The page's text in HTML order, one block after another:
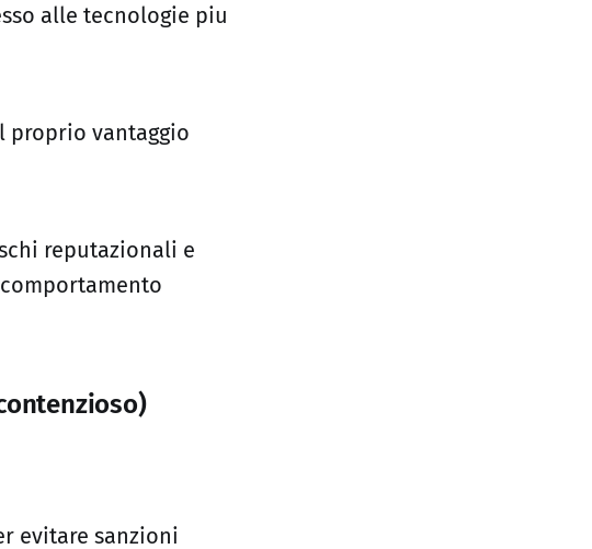
alle tecnologie piu
proprio vantaggio
reputazionali e
evitare sanzioni